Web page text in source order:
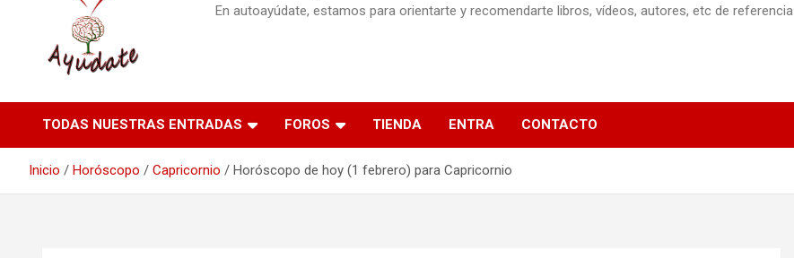
En autoayúdate, estamos para orientarte y recomendarte libros, vídeos, autores, etc de referencia
TODAS NUESTRAS ENTRADAS FOROS TIENDA ENTRA CONTACTO
Inicio Horóscopo Capricornio Horóscopo de hoy (1 febrero) para Capricornio